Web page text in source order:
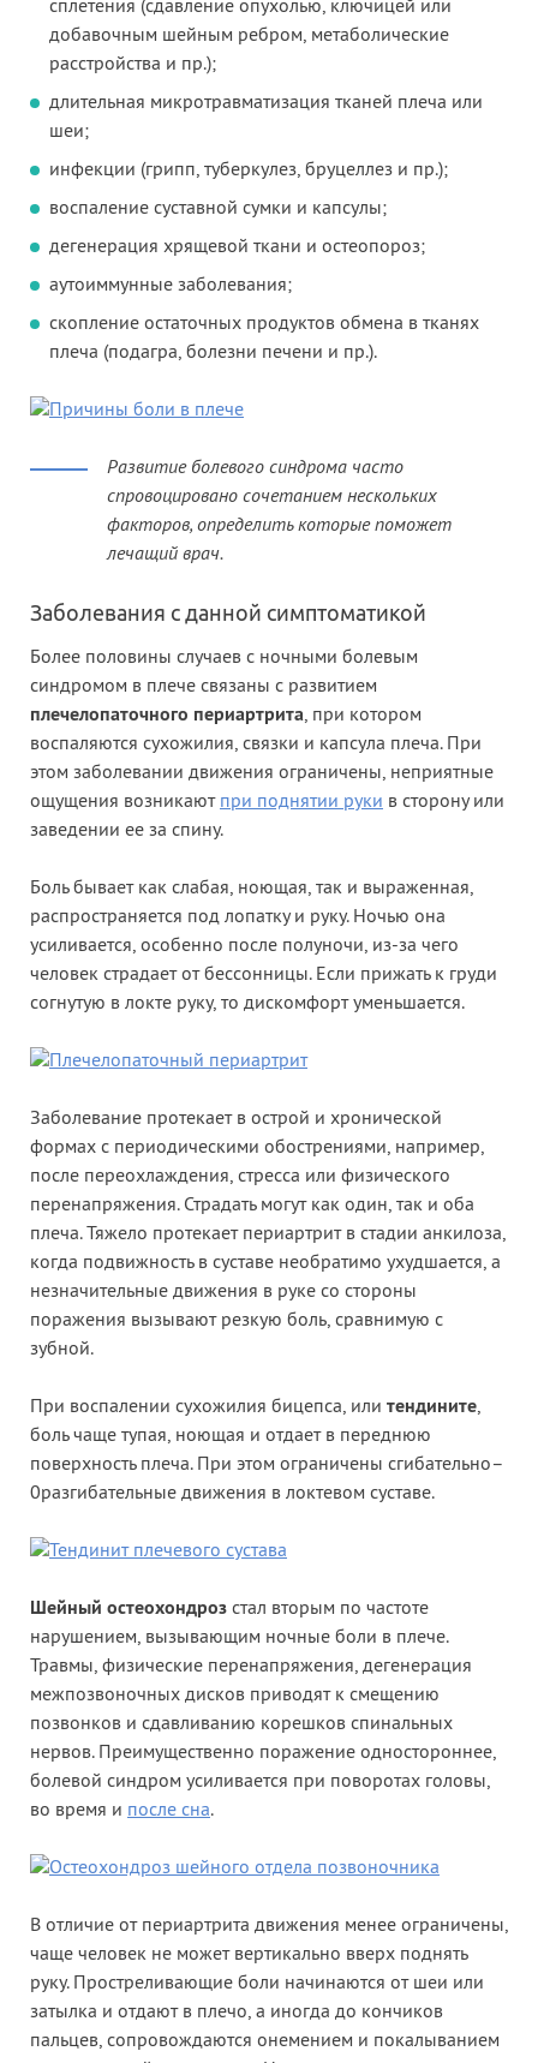
сплетения (сдавление опухолью, ключицей или
добавочным шейным ребром, метаболические
расстройства и пр.);
длительная микротравматизация тканей плеча или
шеи;
инфекции (грипп, туберкулез, бруцеллез и пр.);
воспаление суставной сумки и капсулы;
дегенерация хрящевой ткани и остеопороз;
аутоиммунные заболевания;
скопление остаточных продуктов обмена в тканях
плеча (подагра, болезни печени и пр.).
Развитие болевого синдрома часто
спровоцировано сочетанием нескольких
факторов, определить которые поможет
лечащий врач.
Заболевания с данной симптоматикой
Более половины случаев с ночными болевым
синдромом в плече связаны с развитием
плечелопаточного периартрита, при котором
воспаляются сухожилия, связки и капсула плеча. При
этом заболевании движения ограничены, неприятные
ощущения возникаютпри поднятии руки в сторону или
заведении ее за спину.
Боль бывает как слабая, ноющая, так и выраженная,
распространяется под лопатку и руку. Ночью она
усиливается, особенно после полуночи, из-за чего
человек страдает от бессонницы. Если прижать к груди
согнутую в локте руку, то дискомфорт уменьшается.
Заболевание протекает в острой и хронической
формах с периодическими обострениями, например,
после переохлаждения, стресса или физического
перенапряжения. Страдать могут как один, так и оба
плеча. Тяжело протекает периартрит в стадии анкилоза,
когда подвижность в суставе необратимо ухудшается, а
незначительные движения в руке со стороны
поражения вызывают резкую боль, сравнимую с
зубной.
При воспалении сухожилия бицепса, или тендините,
боль чаще тупая, ноющая и отдает в переднюю
поверхность плеча. При этом ограничены сгибательно–
0разгибательные движения в локтевом суставе.
Шейный остеохондроз стал вторым по частоте
нарушением, вызывающим ночные боли в плече.
Травмы, физические перенапряжения, дегенерация
межпозвоночных дисков приводят к смещению
позвонков и сдавливанию корешков спинальных
нервов. Преимущественно поражение одностороннее,
болевой синдром усиливается при поворотах головы,
во время и после сна.
В отличие от периартрита движения менее ограничены,
чаще человек не может вертикально вверх поднять
руку. Простреливающие боли начинаются от шеи или
затылка и отдают в плечо, а иногда до кончиков
пальцев, сопровождаются онемением и покалыванием